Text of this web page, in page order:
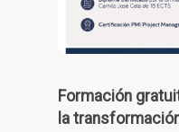
Formación
la